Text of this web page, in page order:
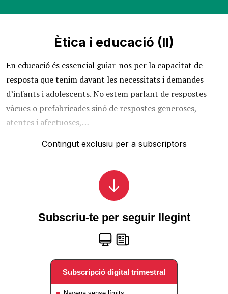
Ètica i educació (II)
En educació és essencial guiar-nos per la capacitat de
resposta que tenim davant les necessitats i demandes
d’infants i adolescents. No estem parlant de respostes
vàcues o prefabricades sinó de respostes generoses,
atentes i afectuoses,…
Contingut exclusiu per a subscriptors